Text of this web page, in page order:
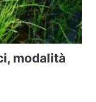
modalità